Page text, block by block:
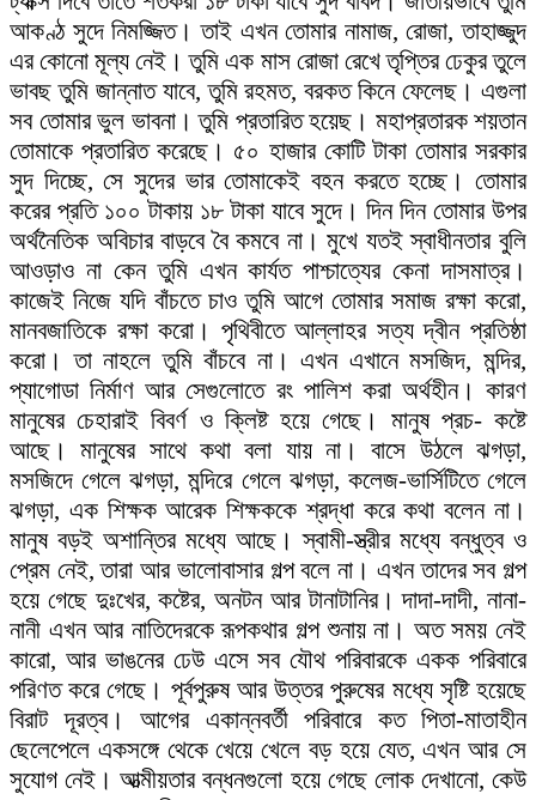
আকণ্ঠ সুদে নিমজ্জিত। তাই এখন তোমার নামাজ, রোজা, তাহাজ্জুদ
এর কোনো মূল্য নেই। তুমি এক মাস রোজা রেখে তৃপ্তির ঢেকুর তুলে
ভাবছ তুমি জান্নাত যাবে, তুমি রহমত, বরকত কিনে ফেলেছ। এগুলা
সব তোমার ভুল ভাবনা। তুমি প্রতারিত হয়েছ। মহাপ্রতারক শয়তান
তোমাকে প্রতারিত করেছে। ৫০ হাজার কোটি টাকা তোমার সরকার
সুদ দিচ্ছে, সে সুদের ভার তোমাকেই বহন করতে হচ্ছে। তোমার
করের প্রতি ১০০ টাকায় ১৮ টাকা যাবে সুদে। দিন দিন তোমার উপর
অর্থনৈতিক অবিচার বাড়বে বৈ কমবে না। মুখে যতই স্বাধীনতার বুলি
আওড়াও না কেন তুমি এখন কার্যত পাশ্চাত্যের কেনা দাসমাত্র।
কাজেই নিজে যদি বাঁচতে চাও তুমি আগে তোমার সমাজ রক্ষা করো,
মানবজাতিকে রক্ষা করো। পৃথিবীতে আল্লাহর সত্য দ্বীন প্রতিষ্ঠা
করো। তা নাহলে তুমি বাঁচবে না। এখন এখানে মসজিদ, মন্দির,
প্যাগোডা নির্মাণ আর সেগুলোতে রং পালিশ করা অর্থহীন। কারণ
মানুষের চেহারাই বিবর্ণ ও ক্লিষ্ট হয়ে গেছে। মানুষ প্রচ- কষ্টে
আছে। মানুষের সাথে কথা বলা যায় না। বাসে উঠলে ঝগড়া,
মসজিদে গেলে ঝগড়া, মন্দিরে গেলে ঝগড়া, কলেজ-ভার্সিটিতে গেলে
ঝগড়া, এক শিক্ষক আরেক শিক্ষককে শ্রদ্ধা করে কথা বলেন না।
মানুষ বড়ই অশান্তির মধ্যে আছে। স্বামী-স্ত্রীর মধ্যে বন্ধুত্ব ও
প্রেম নেই, তারা আর ভালোবাসার গল্প বলে না। এখন তাদের সব গল্প
হয়ে গেছে দুঃখের, কষ্টের, অনটন আর টানাটানির। দাদা-দাদী, নানা-
নানী এখন আর নাতিদেরকে রূপকথার গল্প শুনায় না। অত সময় নেই
কারো, আর ভাঙনের ঢেউ এসে সব যৌথ পরিবারকে একক পরিবারে
পরিণত করে গেছে। পূর্বপুরুষ আর উত্তর পুরুষের মধ্যে সৃষ্টি হয়েছে
বিরাট দূরত্ব। আগের একান্নবর্তী পরিবারে কত পিতা-মাতাহীন
ছেলেপেলে একসঙ্গে থেকে খেয়ে খেলে বড় হয়ে যেত, এখন আর সে
সুযোগ নেই। আত্মীয়তার বন্ধনগুলো হয়ে গেছে লোক দেখানো, কেউ